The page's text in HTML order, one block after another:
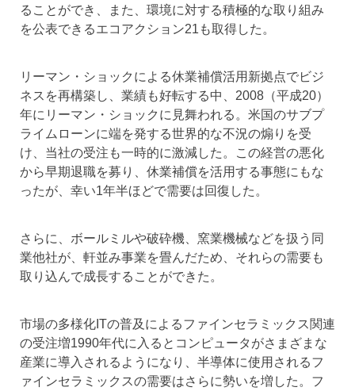
ることができ、また、環境に対する積極的な取り組み
を公表できるエコアクション21も取得した。
リーマン・ショックによる休業補償活用新拠点でビジ
ネスを再構築し、業績も好転する中、2008（平成20）
年にリーマン・ショックに見舞われる。米国のサブプ
ライムローンに端を発する世界的な不況の煽りを受
け、当社の受注も一時的に激減した。この経営の悪化
から早期退職を募り、休業補償を活用する事態にもな
ったが、幸い1年半ほどで需要は回復した。
さらに、ボールミルや破砕機、窯業機械などを扱う同
業他社が、軒並み事業を畳んだため、それらの需要も
取り込んで成長することができた。
市場の多様化ITの普及によるファインセラミックス関連
の受注増1990年代に入るとコンピュータがさまざまな
産業に導入されるようになり、半導体に使用されるフ
ァインセラミックスの需要はさらに勢いを増した。フ